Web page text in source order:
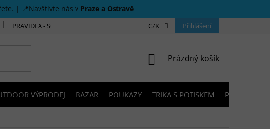
| 📍Navštivte nás v Praze a Ostravě
PRAVIDLA - SOUTĚŽE PRODEJNY KONTAKTY
CZK Přihlášení
NÁKUPNÍ KOŠÍK
Prázdný košík
VÝPRODEJ BAZAR POUKAZY TRIKA S POTISKEM PŮJČOVNA